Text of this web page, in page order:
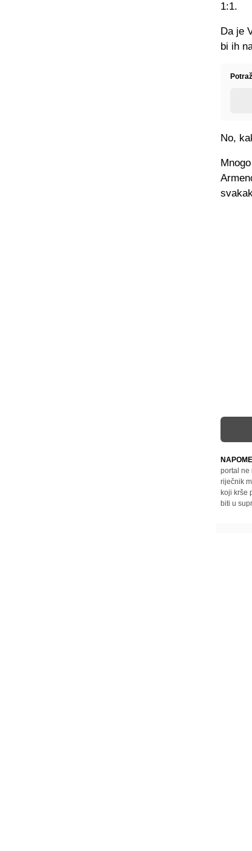
1:1.
Da je
bi ih
No,
portal ne
riječnik
koji krše
biti u